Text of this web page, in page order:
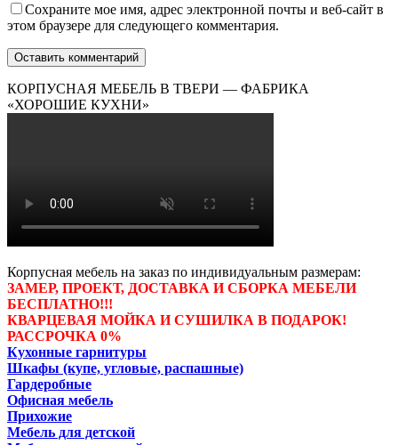
Сохраните мое имя, адрес электронной почты и веб-сайт в
этом браузере для следующего комментария.
КОРПУСНАЯ МЕБЕЛЬ В ТВЕРИ — ФАБРИКА
«ХОРОШИЕ КУХНИ»
Корпусная мебель на заказ по индивидуальным размерам:
ЗАМЕР, ПРОЕКТ, ДОСТАВКА И СБОРКА МЕБЕЛИ
БЕСПЛАТНО!!!
КВАРЦЕВАЯ МОЙКА И СУШИЛКА В ПОДАРОК!
РАССРОЧКА 0%
Кухонные гарнитуры
Шкафы (купе, угловые, распашные)
Гардеробные
Офисная мебель
Прихожие
Мебель для детской